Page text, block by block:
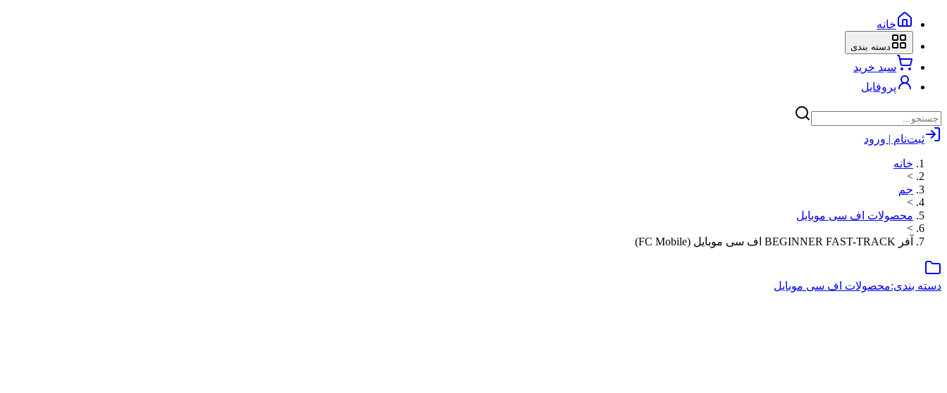
خانه
دسته بندی
سبد خرید
پروفایل
ثبت‌نام | ورود
خانه
>
جم
>
محصولات اف سی موبایل
>
آفر BEGINNER FAST-TRACK اف سی موبایل (FC Mobile)
دسته بندی:محصولات اف سی موبایل